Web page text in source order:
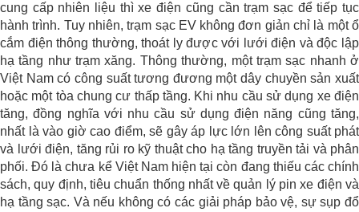
cung cấp nhiên liệu thì xe điện cũng cần trạm sạc để tiếp tục
hành trình. Tuy nhiên, trạm sạc EV không đơn giản chỉ là một ổ
cắm điện thông thường, thoát ly được với lưới điện và độc lập
hạ tầng như trạm xăng. Thông thường, một trạm sạc nhanh ở
Việt Nam có công suất tương đương một dây chuyền sản xuất
hoặc một tòa chung cư thấp tầng. Khi nhu cầu sử dụng xe điện
tăng, đồng nghĩa với nhu cầu sử dụng điện năng cũng tăng,
nhất là vào giờ cao điểm, sẽ gây áp lực lớn lên công suất phát
và lưới điện, tăng rủi ro kỹ thuật cho hạ tầng truyền tải và phân
phối. Đó là chưa kể Việt Nam hiện tại còn đang thiếu các chính
sách, quy định, tiêu chuẩn thống nhất về quản lý pin xe điện và
hạ tầng sạc. Và nếu không có các giải pháp bảo vệ, sự sụp đổ